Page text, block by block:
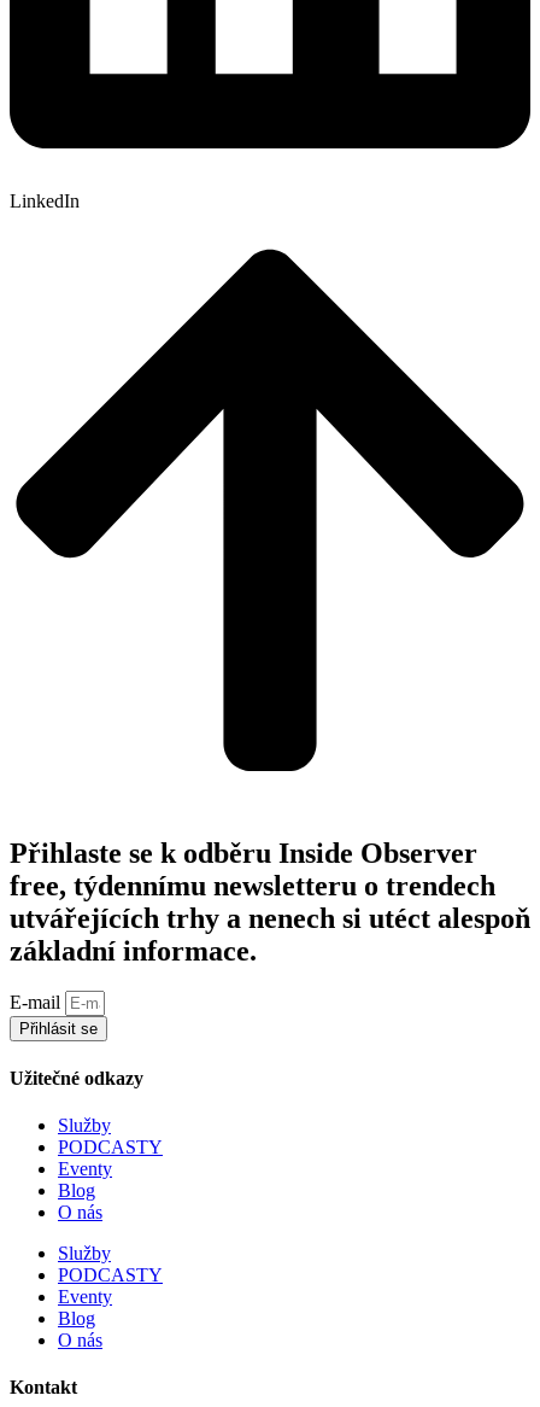
LinkedIn
Přihlaste se k odběru Inside Observer
free, týdennímu newsletteru o trendech
utvářejících trhy a nenech si utéct alespoň
základní informace.
E-mail
Přihlásit se
Užitečné odkazy
Služby
PODCASTY
Eventy
Blog
O nás
Služby
PODCASTY
Eventy
Blog
O nás
Kontakt